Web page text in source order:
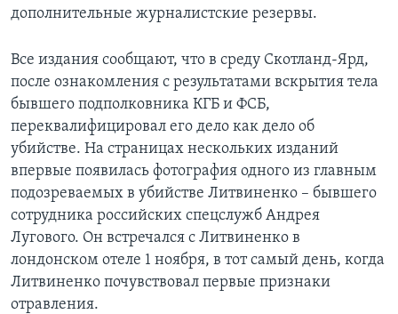
Языки
дополнительные журналистские резервы.
Все издания сообщают, что в среду Скотланд-Ярд,
после ознакомления с результатами вскрытия тела
бывшего подполковника КГБ и ФСБ,
переквалифицировал его дело как дело об
убийстве. На страницах нескольких изданий
впервые появилась фотография одного из главным
подозреваемых в убийстве Литвиненко – бывшего
сотрудника российских спецслужб Андрея
Лугового. Он встречался с Литвиненко в
лондонском отеле 1 ноября, в тот самый день, когда
Литвиненко почувствовал первые признаки
отравления.